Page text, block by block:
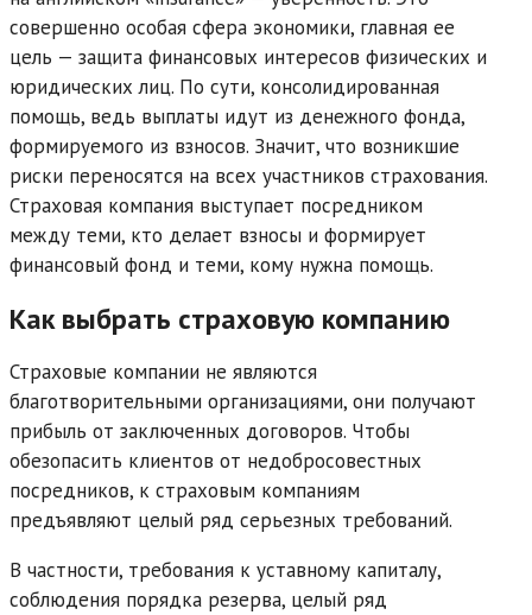
совершенно особая сфера экономики, главная ее
цель — защита финансовых интересов физических и
юридических лиц. По сути, консолидированная
помощь, ведь выплаты идут из денежного фонда,
формируемого из взносов. Значит, что возникшие
риски переносятся на всех участников страхования.
Страховая компания выступает посредником
между теми, кто делает взносы и формирует
финансовый фонд и теми, кому нужна помощь.
Как выбрать страховую компанию
Страховые компании не являются
благотворительными организациями, они получают
прибыль от заключенных договоров. Чтобы
обезопасить клиентов от недобросовестных
посредников, к страховым компаниям
предъявляют целый ряд серьезных требований.
В частности, требования к уставному капиталу,
соблюдения порядка резерва, целый ряд